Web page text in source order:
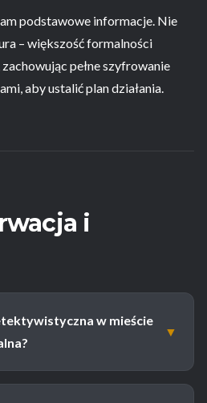
podstawowe informacje. Nie
– większość formalności
pełne szyfrowanie
aby ustalić plan działania.
i
w mieście
▼